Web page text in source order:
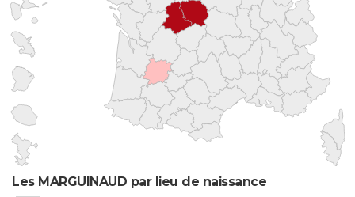
Les MARGUINAUD par lieu de naissance